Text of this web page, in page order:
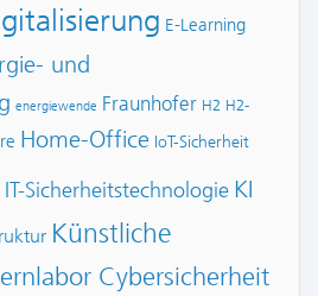
E-Learning
und
energiewende Fraunhofer H2 H2-
Home-Office IoT-Sicherheit
IT-Sicherheitstechnologie KI
Künstliche
Cybersicherheit